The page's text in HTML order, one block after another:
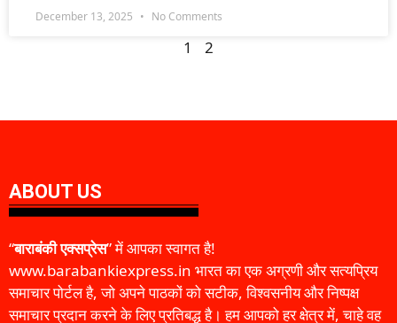
December 13, 2025 No Comments
1 2
ABOUT US
“बाराबंकी एक्सप्रेस” में आपका स्वागत है!
www.barabankiexpress.in भारत का एक अग्रणी और सत्यप्रिय
समाचार पोर्टल है, जो अपने पाठकों को सटीक, विश्वसनीय और निष्पक्ष
समाचार प्रदान करने के लिए प्रतिबद्ध है। हम आपको हर क्षेत्र में, चाहे वह